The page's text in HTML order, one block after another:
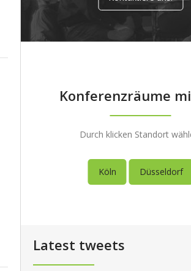
Konferenzräume
Durch klicken Standort
Köln Düsseldorf
Latest tweets